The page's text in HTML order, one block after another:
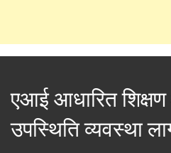
एआई आधारित
उपस्थिति व्यवस्था